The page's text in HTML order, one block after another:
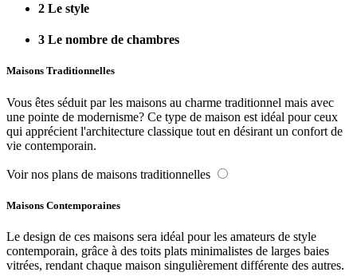
2 Le style
3 Le nombre de chambres
Maisons Traditionnelles
Vous êtes séduit par les maisons au charme traditionnel mais avec
une pointe de modernisme? Ce type de maison est idéal pour ceux
qui apprécient l'architecture classique tout en désirant un confort de
vie contemporain.
Voir nos plans de maisons traditionnelles
Maisons Contemporaines
Le design de ces maisons sera idéal pour les amateurs de style
contemporain, grâce à des toits plats minimalistes de larges baies
vitrées, rendant chaque maison singulièrement différente des autres.